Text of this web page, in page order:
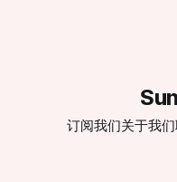
订阅我们关于我们